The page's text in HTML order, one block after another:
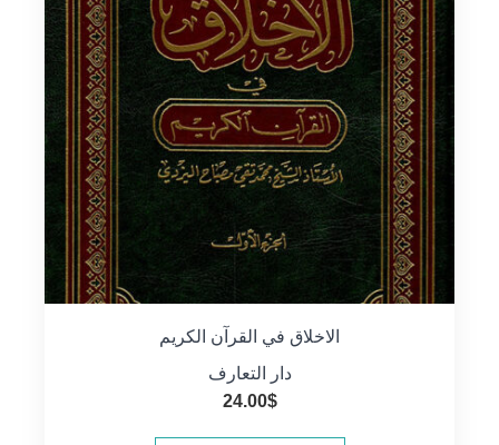
الاخلاق في القرآن الكريم
دار التعارف
24.00$